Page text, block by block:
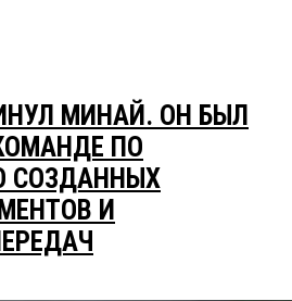
МИНАЙ. ОН БЫЛ
ПО
СОЗДАННЫХ
И